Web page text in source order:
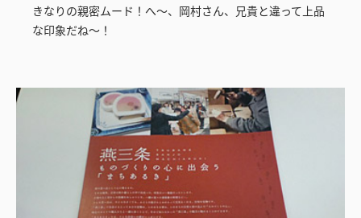
きなりの親密ムード！へ～、岡村さん、兄貴と違って上品
な印象だね～！